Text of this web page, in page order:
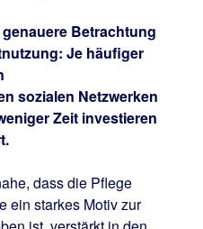
Betrachtung
Je häufiger
sozialen Netzwerken
Zeit investieren
dass die Pflege
ein starkes Motiv zur